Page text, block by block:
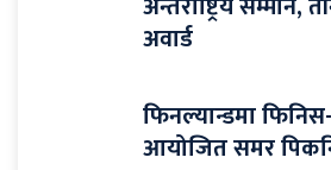
अवार्ड
फिनल्यान्डमा
आयोजित समर